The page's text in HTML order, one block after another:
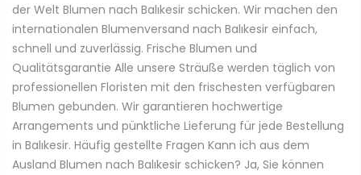
der Welt Blumen nach Balıkesir schicken. Wir machen den
internationalen Blumenversand nach Balıkesir einfach,
schnell und zuverlässig. Frische Blumen und
Qualitätsgarantie Alle unsere Sträuße werden täglich von
professionellen Floristen mit den frischesten verfügbaren
Blumen gebunden. Wir garantieren hochwertige
Arrangements und pünktliche Lieferung für jede Bestellung
in Balıkesir. Häufig gestellte Fragen Kann ich aus dem
Ausland Blumen nach Balıkesir schicken? Ja, Sie können